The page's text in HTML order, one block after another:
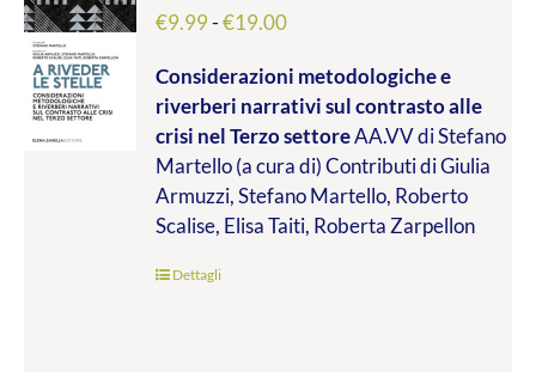
€9.99-€19.00Fascia
prezzo:
da
€9.99
a
€19.00
Considerazioni metodologiche e
riverberi narrativi sul contrasto alle
crisi nel Terzo settoreAA.VV di Stefano
Martello (a cura di) Contributi di Giulia
Armuzzi, Stefano Martello, Roberto
Scalise, Elisa Taiti, Roberta Zarpellon
Dettagli